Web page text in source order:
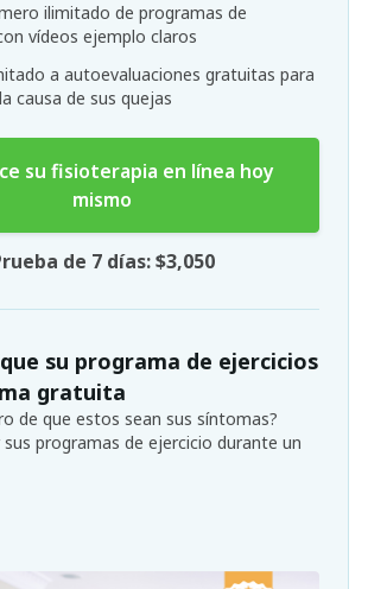
ilimitado de programas de
vídeos ejemplo claros
a autoevaluaciones gratuitas para
causa de sus quejas
su fisioterapia en línea hoy
mismo
de 7 días: $3,050
su programa de ejercicios
gratuita
de que estos sean sus síntomas?
sus programas de ejercicio durante un